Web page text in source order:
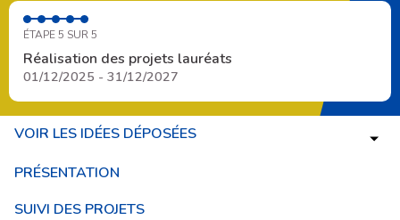
ÉTAPE 5 SUR 5
Réalisation des projets lauréats
01/12/2025 - 31/12/2027
VOIR LES IDÉES DÉPOSÉES
PRÉSENTATION
SUIVI DES PROJETS